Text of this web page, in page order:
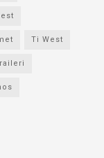
Ti West